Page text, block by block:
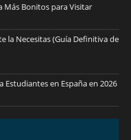
Más Bonitos para Visitar
la Necesitas (Guía Definitiva de
Estudiantes en España en 2026